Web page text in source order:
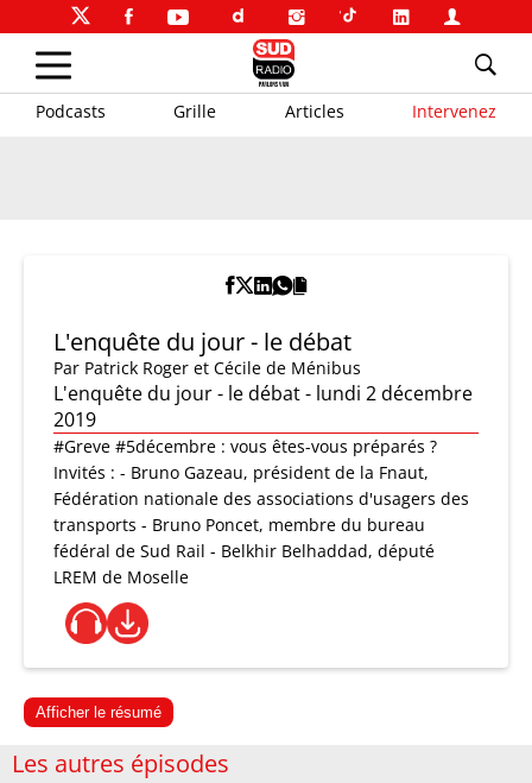
Podcasts Grille Articles Intervenez
L'enquête du jour - le débat
Par Patrick Roger et Cécile de Ménibus
L'enquête du jour - le débat - lundi 2 décembre
2019
#Greve #5décembre : vous êtes-vous préparés ?
Invités : - Bruno Gazeau, président de la Fnaut,
Fédération nationale des associations d'usagers des
transports - Bruno Poncet, membre du bureau
fédéral de Sud Rail - Belkhir Belhaddad, député
LREM de Moselle
Afficher le résumé
Les autres épisodes